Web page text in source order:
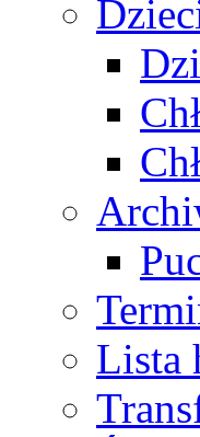
Lista